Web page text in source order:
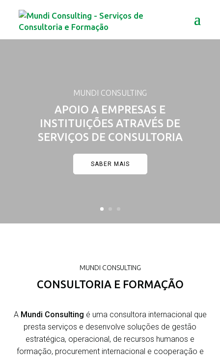
MUNDI CONSULTING
APOIO A EMPRESAS E
INSTITUIÇÕES ATRAVÉS DE
SERVIÇOS DE CONSULTORIA
SABER MAIS
MUNDI CONSULTING
CONSULTORIA E FORMAÇÃO
A Mundi Consulting é uma consultora internacional que
presta serviços e desenvolve soluções de gestão
estratégica, operacional, de recursos humanos e
formação, procurement internacional e cooperação e